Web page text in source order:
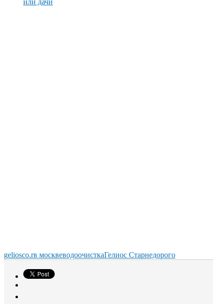
или дачи
geliosco.rв москвеводоочисткаГелиос Старнедорого